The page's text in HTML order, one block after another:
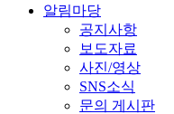
알림마당
공지사항
보도자료
사진/영상
SNS소식
문의 게시판